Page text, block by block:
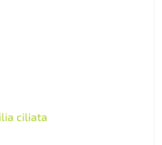
ciliata